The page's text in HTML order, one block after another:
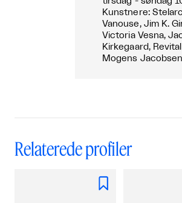
Kunstnere:
Vanouse, Jim K.
Victoria Vesna,
Kirkegaard,
Mogens Jacobsen
Relaterede profiler
